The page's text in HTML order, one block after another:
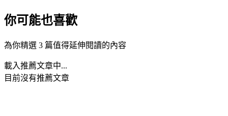
你可能也喜歡
為你精選 3 篇值得延伸閱讀的內容
載入推薦文章中...
目前沒有推薦文章